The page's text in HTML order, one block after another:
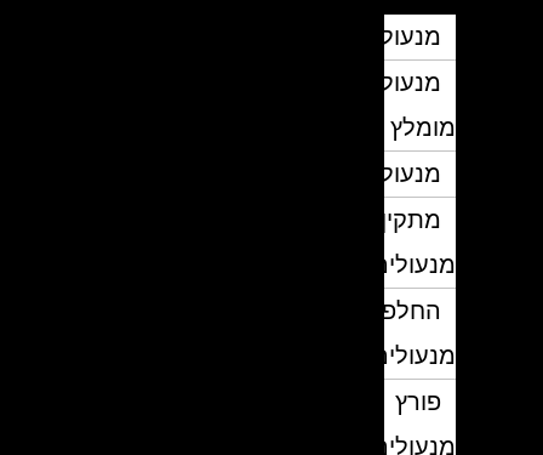
מנעולן
מנעולן
מומלץ
מנעולנים
מתקין
מנעולים
החלפת
מנעולים
פורץ
מנעולים